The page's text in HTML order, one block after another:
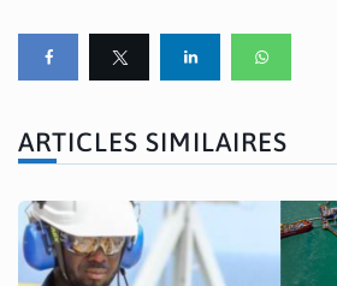
ARTICLES SIMILAIRES